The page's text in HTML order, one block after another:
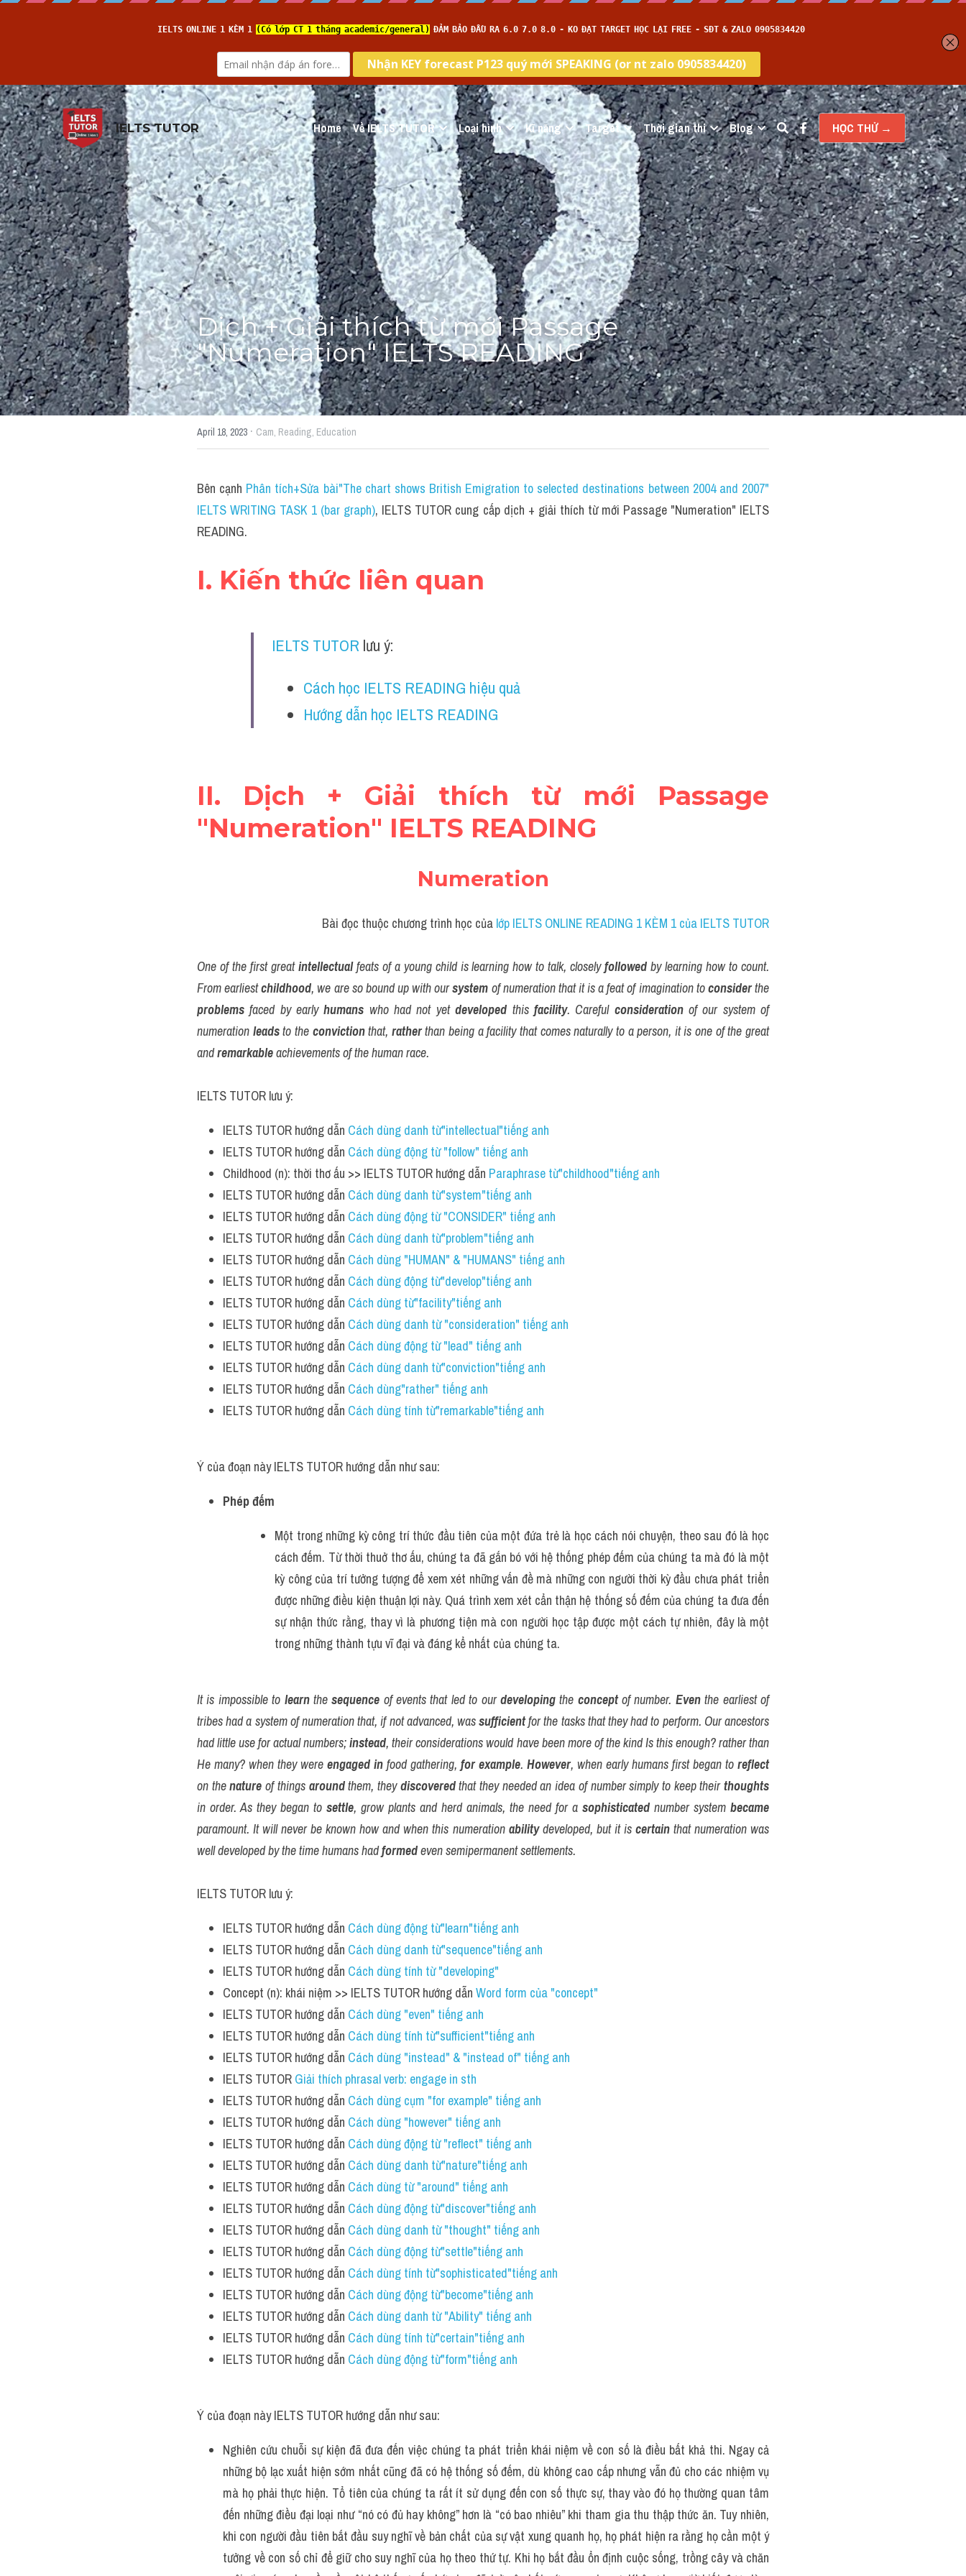
IELTS TUTOR Home Về IELTS TUTOR Loại hình Kĩ năng Target Thời gian thi Blog HỌC THỬ →
Dịch + Giải thích từ mới Passage
"Numeration" IELTS READING
April 18, 2023 · Cam, Reading, Education
Bên cạnh Phân tích+Sửa bài"The chart shows British Emigration to selected destinations between 2004 and 2007"
IELTS WRITING TASK 1 (bar graph), IELTS TUTOR cung cấp dịch + giải thích từ mới Passage "Numeration" IELTS
READING.
I. Kiến thức liên quan
IELTS TUTOR lưu ý:
Cách học IELTS READING hiệu quả
Hướng dẫn học IELTS READING
II. Dịch + Giải thích từ mới Passage
"Numeration" IELTS READING
Numeration
Bài đọc thuộc chương trình học của lớp IELTS ONLINE READING 1 KÈM 1 của IELTS TUTOR
One of the first great intellectual feats of a young child is learning how to talk, closely followed by learning how to count.
From earliest childhood, we are so bound up with our system of numeration that it is a feat of imagination to consider
problems faced by early humans who had not yet developed this facility. Careful consideration of our system of
numeration leads to the conviction that, rather than being a facility that comes naturally to a person, it is one of the great
and remarkable achievements of the human race.
IELTS TUTOR lưu ý:
IELTS TUTOR hướng dẫn Cách dùng danh từ"intellectual"tiếng anh
IELTS TUTOR hướng dẫn Cách dùng động từ "follow" tiếng anh
Childhood (n): thời thơ ấu >> IELTS TUTOR hướng dẫn Paraphrase từ"childhood"tiếng anh
IELTS TUTOR hướng dẫn Cách dùng danh từ"system"tiếng anh
IELTS TUTOR hướng dẫn Cách dùng động từ "CONSIDER" tiếng anh
IELTS TUTOR hướng dẫn Cách dùng danh từ"problem"tiếng anh
IELTS TUTOR hướng dẫn Cách dùng "HUMAN" & "HUMANS" tiếng anh
IELTS TUTOR hướng dẫn Cách dùng động từ"develop"tiếng anh
IELTS TUTOR hướng dẫn Cách dùng từ"facility"tiếng anh
IELTS TUTOR hướng dẫn Cách dùng danh từ "consideration" tiếng anh
IELTS TUTOR hướng dẫn Cách dùng động từ "lead" tiếng anh
IELTS TUTOR hướng dẫn Cách dùng danh từ"conviction"tiếng anh
IELTS TUTOR hướng dẫn Cách dùng"rather" tiếng anh
IELTS TUTOR hướng dẫn Cách dùng tính từ"remarkable"tiếng anh
Ý của đoạn này IELTS TUTOR hướng dẫn như sau:
Phép đếm
Một trong những kỳ công trí thức đầu tiên của một đứa trẻ là học cách nói chuyện, theo sau đó là học
cách đếm. Từ thời thuở thơ ấu, chúng ta đã gắn bó với hệ thống phép đếm của chúng ta mà đó là một
kỳ công của trí tưởng tượng để xem xét những vấn đề mà những con người thời kỳ đầu chưa phát triển
được những điều kiện thuận lợi này. Quá trình xem xét cẩn thận hệ thống số đếm của chúng ta đưa đến
sự nhận thức rằng, thay vì là phương tiện mà con người học tập được một cách tự nhiên, đây là một
trong những thành tựu vĩ đại và đáng kể nhất của chúng ta.
It is impossible to learn the sequence of events that led to our developing the concept of number. Even the earliest of
tribes had a system of numeration that, if not advanced, was sufficient for the tasks that they had to perform. Our ancestors
had little use for actual numbers; instead, their considerations would have been more of the kind Is this enough? rather than
He many? when they were engaged in food gathering, for example. However, when early humans first began to reflect
on the nature of things around them, they discovered that they needed an idea of number simply to keep their thoughts
in order. As they began to settle, grow plants and herd animals, the need for a sophisticated number system became
paramount. It will never be known how and when this numeration ability developed, but it is certain that numeration was
well developed by the time humans had formed even semipermanent settlements.
IELTS TUTOR lưu ý:
IELTS TUTOR hướng dẫn Cách dùng động từ"learn"tiếng anh
IELTS TUTOR hướng dẫn Cách dùng danh từ"sequence"tiếng anh
IELTS TUTOR hướng dẫn Cách dùng tính từ "developing"
Concept (n): khái niệm >> IELTS TUTOR hướng dẫn Word form của "concept"
IELTS TUTOR hướng dẫn Cách dùng "even" tiếng anh
IELTS TUTOR hướng dẫn Cách dùng tính từ"sufficient"tiếng anh
IELTS TUTOR hướng dẫn Cách dùng "instead" & "instead of" tiếng anh
IELTS TUTOR Giải thích phrasal verb: engage in sth
IELTS TUTOR hướng dẫn Cách dùng cụm "for example" tiếng anh
IELTS TUTOR hướng dẫn Cách dùng "however" tiếng anh
IELTS TUTOR hướng dẫn Cách dùng động từ "reflect" tiếng anh
IELTS TUTOR hướng dẫn Cách dùng danh từ"nature"tiếng anh
IELTS TUTOR hướng dẫn Cách dùng từ "around" tiếng anh
IELTS TUTOR hướng dẫn Cách dùng động từ"discover"tiếng anh
IELTS TUTOR hướng dẫn Cách dùng danh từ "thought" tiếng anh
IELTS TUTOR hướng dẫn Cách dùng động từ"settle"tiếng anh
IELTS TUTOR hướng dẫn Cách dùng tính từ"sophisticated"tiếng anh
IELTS TUTOR hướng dẫn Cách dùng động từ"become"tiếng anh
IELTS TUTOR hướng dẫn Cách dùng danh từ "Ability" tiếng anh
IELTS TUTOR hướng dẫn Cách dùng tính từ"certain"tiếng anh
IELTS TUTOR hướng dẫn Cách dùng động từ"form"tiếng anh
Ý của đoạn này IELTS TUTOR hướng dẫn như sau:
Nghiên cứu chuỗi sự kiện đã đưa đến việc chúng ta phát triển khái niệm về con số là điều bất khả thi. Ngay cả
những bộ lạc xuất hiện sớm nhất cũng đã có hệ thống số đếm, dù không cao cấp nhưng vẫn đủ cho các nhiệm vụ
mà họ phải thực hiện. Tổ tiên của chúng ta rất ít sử dụng đến con số thực sự, thay vào đó họ thường quan tâm
đến những điều đại loại như “nó có đủ hay không” hơn là “có bao nhiêu” khi tham gia thu thập thức ăn. Tuy nhiên,
khi con người đầu tiên bắt đầu suy nghĩ về bản chất của sự vật xung quanh họ, họ phát hiện ra rằng họ cần một ý
tưởng về con số chỉ để giữ cho suy nghĩ của họ theo thứ tự. Khi họ bắt đầu ổn định cuộc sống, trồng cây và chăn